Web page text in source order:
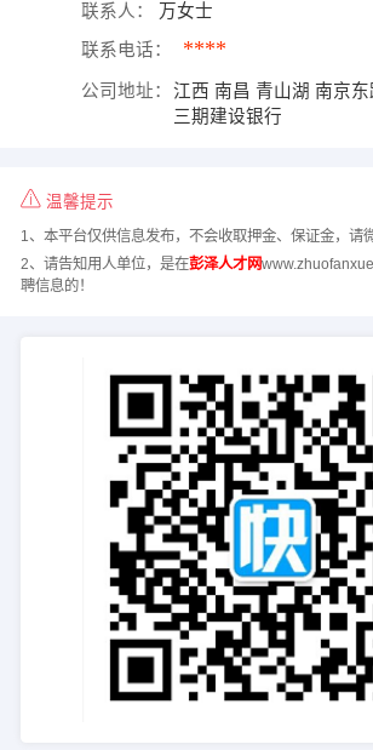
联系人： 万女士
联系电话： ****
公司地址：
江西 南昌 青山湖 南京
三期建设银行
温馨提示
1、本平台仅供信息发布，不会收取押金、保证金，请
2、请告知用人单位，是在彭泽人才网
聘信息的！